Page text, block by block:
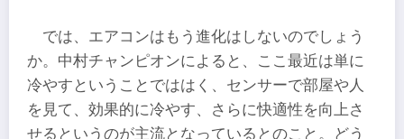
では、エアコンはもう進化はしないのでしょう
か。中村チャンピオンによると、ここ最近は単に
冷やすということでははく、センサーで部屋や人
を見て、効果的に冷やす、さらに快適性を向上さ
せるというのが主流となっているとのこと。どう